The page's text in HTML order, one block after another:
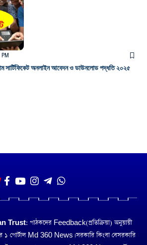
সার্টিফিকেট অনলাইন আবেদন ও ডাউনলোড পদ্ধতি ২০২৫
Trust: পাঠকদের Feedback(প্রতিক্রিয়া) অনুয়ায়ী
১ পোর্টাল Md 360 News। সরকারি কিংবা বেসরকারি